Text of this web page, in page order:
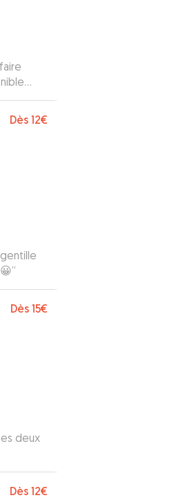
et
Dès 12€
”
Dès 15€
deux
Dès 12€